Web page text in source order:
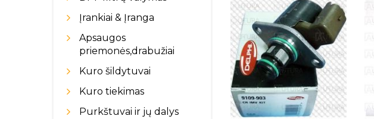
Įrankiai & Įranga
Apsaugos
priemonės,drabužiai
Kuro šildytuvai
Kuro tiekimas
Purkštuvai ir jų dalys